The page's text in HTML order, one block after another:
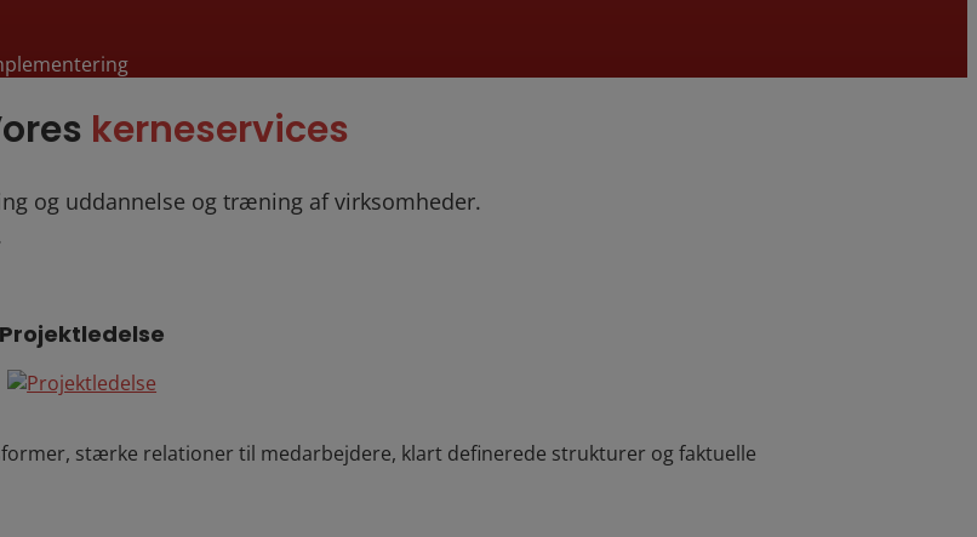
kerneservices
og uddannelse og træning af virksomheder.
Projektledelse
stærke relationer til medarbejdere, klart definerede strukturer og faktuelle